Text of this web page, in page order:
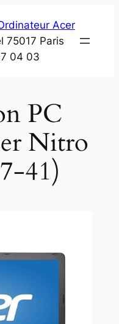
Acer
75017 Paris
04 03
PC
Nitro
41)